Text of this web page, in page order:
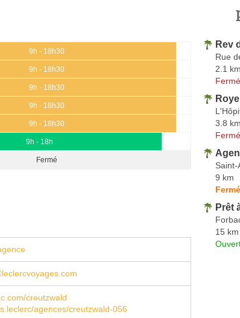
9h - 18h30
9h - 18h30
9h - 18h30
9h - 18h30
9h - 18h30
9h - 18h
Fermé
creutzwald
agences/creutzwald-056
Rev
Rue
2.1 km
3.8 km
Saint-
9 km
Prêt
15 km